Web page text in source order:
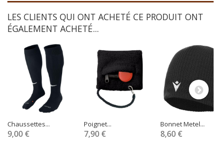
LES CLIENTS QUI ONT ACHETÉ CE PRODUIT ONT
ÉGALEMENT ACHETÉ...
Chaussettes...
9,00 €
Poignet...
7,90 €
Bonnet Metel...
8,60 €